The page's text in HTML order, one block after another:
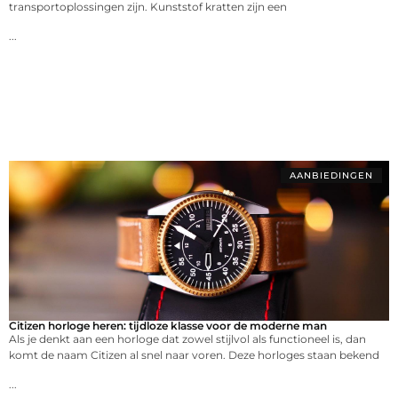
transportoplossingen zijn. Kunststof kratten zijn een
AANBIEDINGEN
Citizen horloge heren: tijdloze klasse voor de moderne man
Als je denkt aan een horloge dat zowel stijlvol als functioneel is, dan
komt de naam Citizen al snel naar voren. Deze horloges staan bekend